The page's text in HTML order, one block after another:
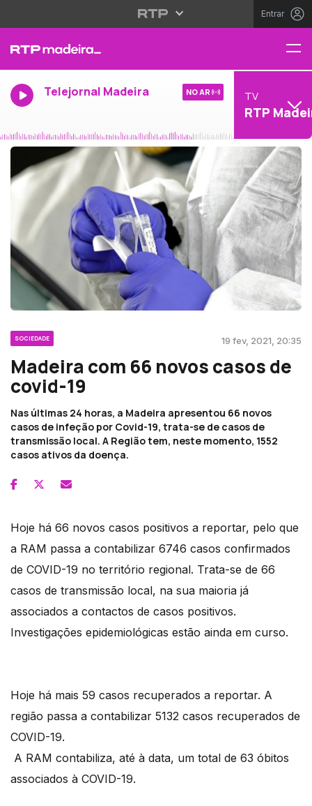
Entrar
Telejornal Madeira NO AR TV
RTP
SOCIEDADE 19 fev, 2021, 20:35
Madeira com 66 novos casos de
covid-19
Nas últimas 24 horas, a Madeira apresentou 66 novos
casos de infeção por Covid-19, trata-se de casos de
transmissão local. A Região tem, neste momento, 1552
casos ativos da doença.
Hoje há 66 novos casos positivos a reportar, pelo que
a RAM passa a contabilizar 6746 casos confirmados
de COVID-19 no território regional. Trata-se de 66
casos de transmissão local, na sua maioria já
associados a contactos de casos positivos.
Investigações epidemiológicas estão ainda em curso.
Hoje há mais 59 casos recuperados a reportar. A
região passa a contabilizar 5132 casos recuperados de
COVID-19.
A RAM contabiliza, até à data, um total de 63 óbitos
associados à COVID-19.